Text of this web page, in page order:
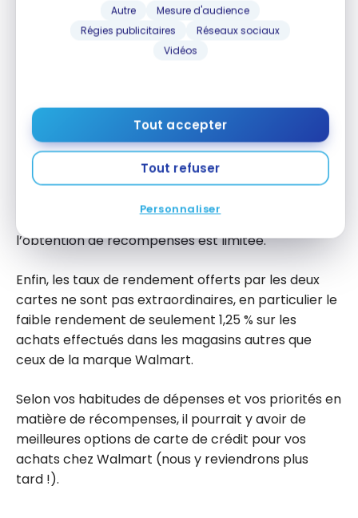
Autre
Mesure d'audience
Régies publicitaires
Réseaux sociaux
Vidéos
Tout accepter
Tout refuser
Personnaliser
Walmart Mastercard, il y en a deux qui
World Mastercardest plutôt élevé, ce qui la rend
inaccessible à de nombreux clients de Walmart.
Deuxièmement, aucune des deux cartes
Mastercard n’offre beaucoup d’avantages ou de
bénéfices, de sorte que leur utilité au-delà de
l’obtention de récompenses est limitée.
Enfin, les taux de rendement offerts par les deux
cartes ne sont pas extraordinaires, en particulier le
faible rendement de seulement 1,25 % sur les
achats effectués dans les magasins autres que
ceux de la marque Walmart.
Selon vos habitudes de dépenses et vos priorités en
matière de récompenses, il pourrait y avoir de
meilleures options de carte de crédit pour vos
achats chez Walmart (nous y reviendrons plus
tard !).